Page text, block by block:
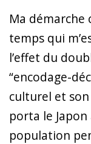
Ma
temps qui
l’effet du
“encodage-
culturel et
porta le
population